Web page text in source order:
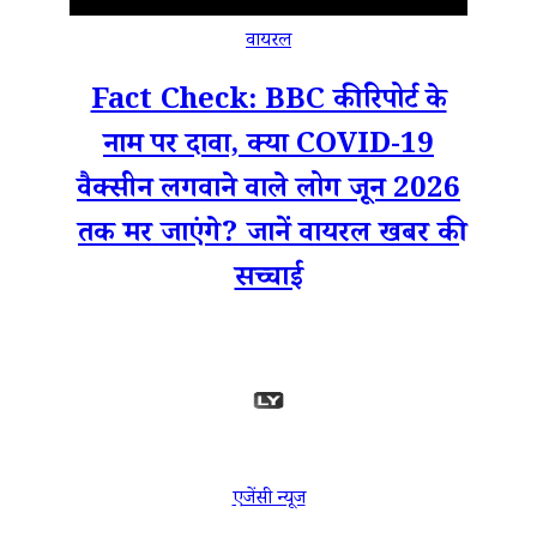
वायरल
Fact Check: BBC की रिपोर्ट के
नाम पर दावा, क्या COVID-19
वैक्सीन लगवाने वाले लोग जून 2026
तक मर जाएंगे? जानें वायरल खबर की
सच्चाई
एजेंसी न्यूज